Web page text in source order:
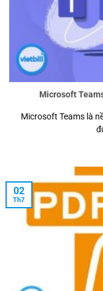
Microsoft
Microsoft Teams là
02
Th7